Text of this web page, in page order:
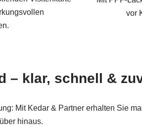
vor
– klar, schnell &
Mit Kedar & Partner erhalten Sie
hinaus.